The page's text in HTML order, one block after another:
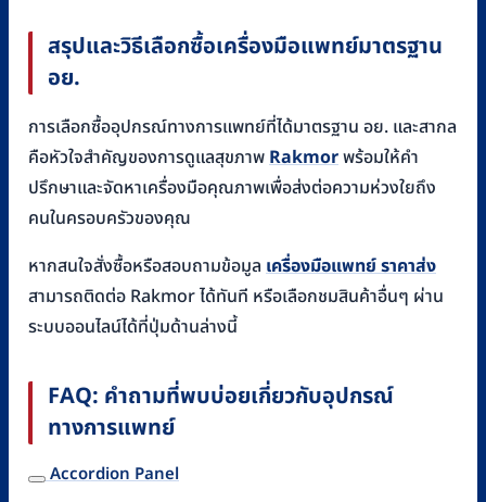
สรุปและวิธีเลือกซื้อเครื่องมือแพทย์มาตรฐาน
อย.
การเลือกซื้ออุปกรณ์ทางการแพทย์ที่ได้มาตรฐาน อย. และสากล
คือหัวใจสำคัญของการดูแลสุขภาพRakmorพร้อมให้คำ
ปรึกษาและจัดหาเครื่องมือคุณภาพเพื่อส่งต่อความห่วงใยถึง
คนในครอบครัวของคุณ
หากสนใจสั่งซื้อหรือสอบถามข้อมูล เครื่องมือแพทย์ ราคาส่ง
สามารถติดต่อ Rakmor ได้ทันที หรือเลือกชมสินค้าอื่นๆ ผ่าน
ระบบออนไลน์ได้ที่ปุ่มด้านล่างนี้
FAQ: คำถามที่พบบ่อยเกี่ยวกับอุปกรณ์
ทางการแพทย์
Accordion Panel